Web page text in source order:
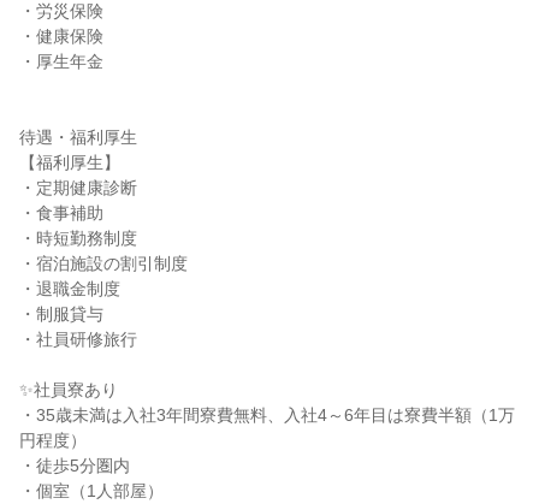
・労災保険
・健康保険
・厚生年金
待遇・福利厚生
【福利厚生】
・定期健康診断
・食事補助
・時短勤務制度
・宿泊施設の割引制度
・退職金制度
・制服貸与
・社員研修旅行
✨社員寮あり
・35歳未満は入社3年間寮費無料、入社4～6年目は寮費半額（1万
円程度）
・徒歩5分圏内
・個室（1人部屋）